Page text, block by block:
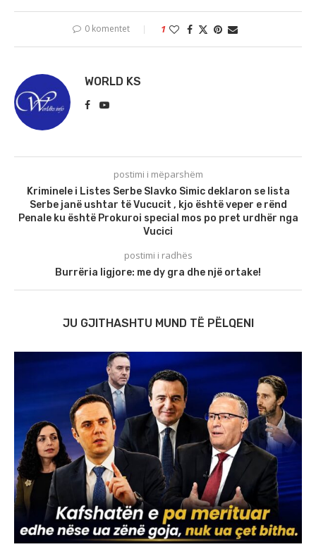
0 komentet 1
WORLD KS
postimi i mëparshëm
Kriminele i Listes Serbe Slavko Simic deklaron se lista
Serbe janë ushtar të Vucucit , kjo është veper e rënd
Penale ku është Prokuroi special mos po pret urdhër nga
Vucici
postimi i radhës
Burrëria ligjore: me dy gra dhe një ortake!
JU GJITHASHTU MUND TË PËLQENI